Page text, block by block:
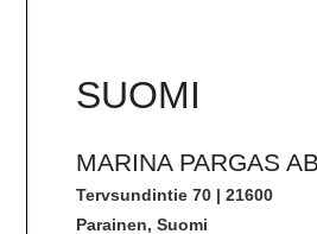
SUOMI
MARINA PARGAS
Tervsundintie 70 | 21600
Parainen, Suomi